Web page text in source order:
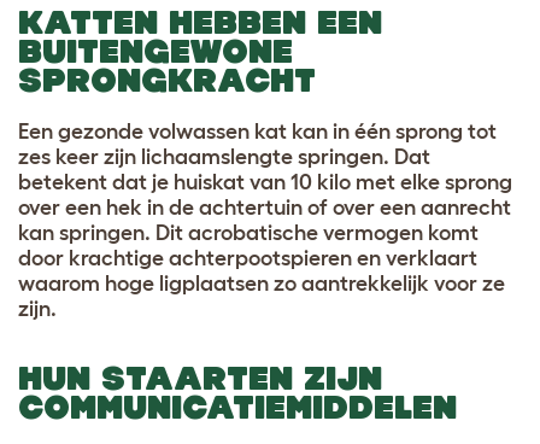
KATTEN HEBBEN EEN
BUITENGEWONE
SPRONGKRACHT
Een gezonde volwassen kat kan in één sprong tot
zes keer zijn lichaamslengte springen. Dat
betekent dat je huiskat van 10 kilo met elke sprong
over een hek in de achtertuin of over een aanrecht
kan springen. Dit acrobatische vermogen komt
door krachtige achterpootspieren en verklaart
waarom hoge ligplaatsen zo aantrekkelijk voor ze
zijn.
HUN STAARTEN ZIJN
COMMUNICATIEMIDDELEN